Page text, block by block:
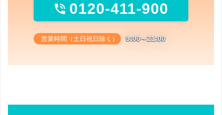
 0120-411-900
営業時間（土日祝日除く） 9:00～21:00